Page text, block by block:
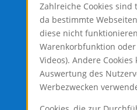
Zahlreiche Cookies
da bestimmte
diese nicht
Warenkorbfunktion
Videos). Andere
Auswertung des
Werbezwecken